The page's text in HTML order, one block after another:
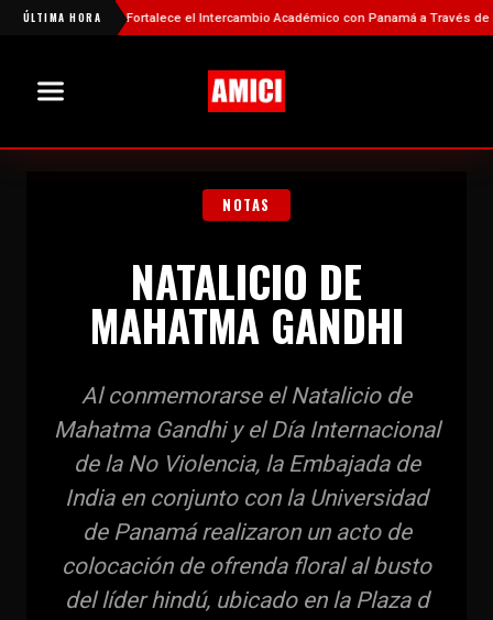
ÚLTIMA HORA
China Fortalece el Intercambio Académico con Panamá a Través de
NOTAS
NATALICIO DE
MAHATMA GANDHI
Al conmemorarse el Natalicio de
Mahatma Gandhi y el Día Internacional
de la No Violencia, la Embajada de
India en conjunto con la Universidad
de Panamá realizaron un acto de
colocación de ofrenda floral al busto
del líder hindú, ubicado en la Plaza d